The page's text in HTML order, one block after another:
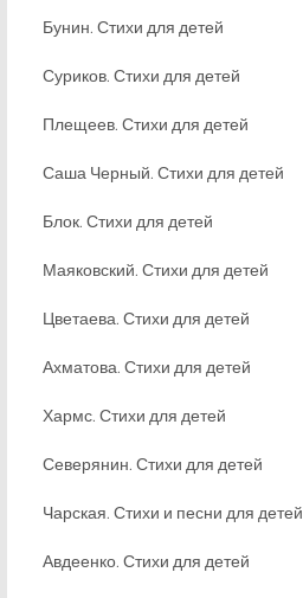
Бунин. Стихи для детей
Суриков. Стихи для детей
Плещеев. Стихи для детей
Саша Черный. Стихи для детей
Блок. Стихи для детей
Маяковский. Стихи для детей
Цветаева. Стихи для детей
Ахматова. Стихи для детей
Хармс. Стихи для детей
Северянин. Стихи для детей
Чарская. Стихи и песни для детей
Авдеенко. Стихи для детей